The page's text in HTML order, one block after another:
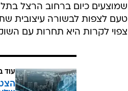
צפוי לקרות היא תחרות עם
עוד